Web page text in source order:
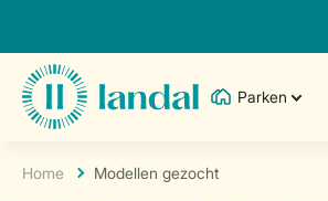
Parken
Home Modellen gezocht